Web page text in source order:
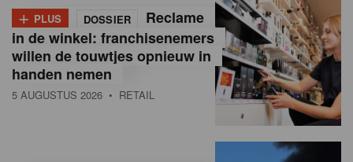
+ PLUS DOSSIER
Reclame
in de winkel: franchisenemers
willen de touwtjes opnieuw in
handen nemen
5 AUGUSTUS 2026 • RETAIL